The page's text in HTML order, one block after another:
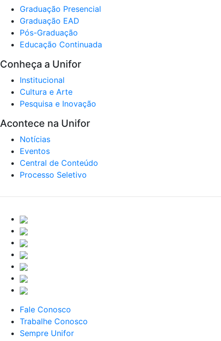
Graduação Presencial
Graduação EAD
Pós-Graduação
Educação Continuada
Conheça a Unifor
Institucional
Cultura e Arte
Pesquisa e Inovação
Acontece na Unifor
Notícias
Eventos
Central de Conteúdo
Processo Seletivo
Fale Conosco
Trabalhe Conosco
Sempre Unifor